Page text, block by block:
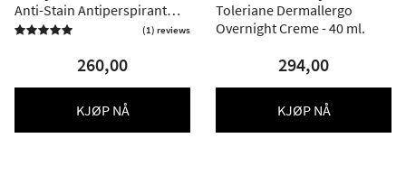
Anti-Stain Antiperspirant
Deodorant Roll-On 48h - 2
 (1) reviews
260,00
KJØP NÅ
Toleriane Dermallergo
Overnight Creme - 40 ml.
294,00
KJØP NÅ